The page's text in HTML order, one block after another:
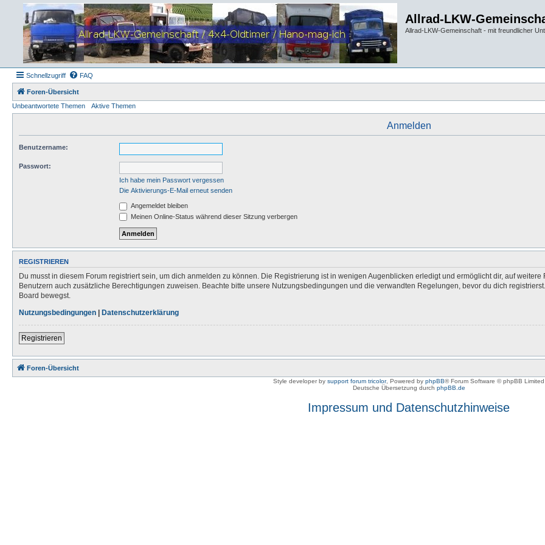
Allrad-LKW-
Allrad-LKW-Gemeinschaft - mit freundlicher
Schnellzugriff FAQ
Foren-Übersicht
Unbeantwortete Themen
Aktive Themen
Anmelden
Benutzername:
Passwort:
Ich habe mein Passwort vergessen
Die Aktivierungs-E-Mail erneut senden
Angemeldet bleiben
Meinen Online-Status während dieser Sitzung verbergen
REGISTRIEREN
Du musst in diesem Forum registriert sein, um dich anmelden zu können. Die Registrierung ist in wenigen Augenblicken erledigt und ermöglicht dir, auf
Benutzern auch zusätzliche Berechtigungen zuweisen. Beachte bitte unsere Nutzungsbedingungen und die verwandten Regelungen, bevor du dich
Board bewegst.
Nutzungsbedingungen | Datenschutzerklärung
Registrieren
Foren-Übersicht
Style developer by support forum tricolor, Powered by phpBB® Forum Software © phpBB Limited
Deutsche Übersetzung durch phpBB.de
Impressum und Datenschutzhinweise